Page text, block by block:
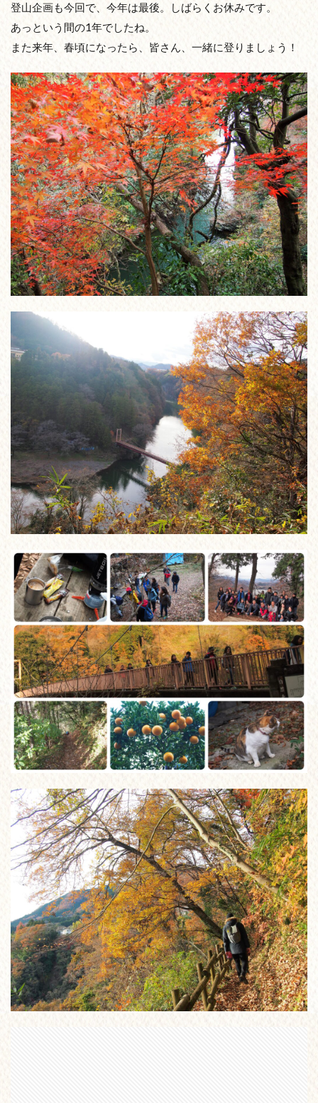
登山企画も今回で、今年は最後。しばらくお休みです。
あっという間の1年でしたね。
また来年、春頃になったら、皆さん、一緒に登りましょう！